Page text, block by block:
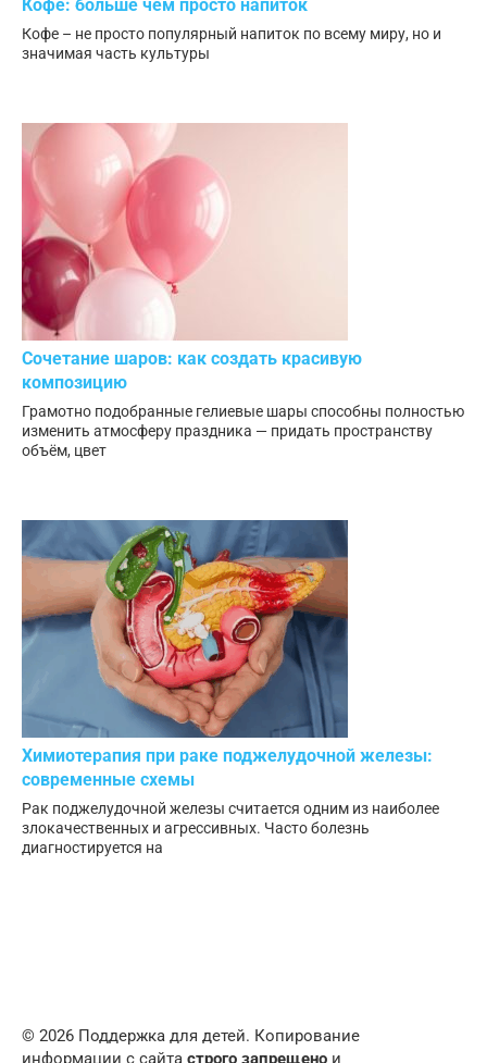
Кофе: больше чем просто напиток
Кофе – не просто популярный напиток по всему миру, но и
значимая часть культуры
Сочетание шаров: как создать красивую
композицию
Грамотно подобранные гелиевые шары способны полностью
изменить атмосферу праздника — придать пространству
объём, цвет
Химиотерапия при раке поджелудочной железы:
современные схемы
Рак поджелудочной железы считается одним из наиболее
злокачественных и агрессивных. Часто болезнь
диагностируется на
© 2026 Поддержка для детей. Копирование
информации с сайта строго запрещено и